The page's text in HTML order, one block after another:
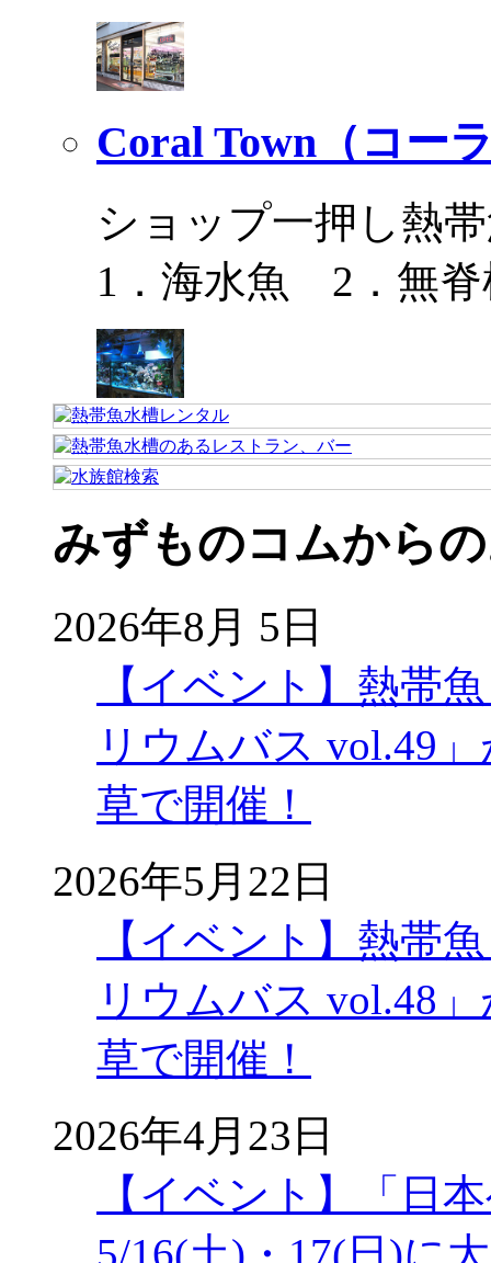
Coral Town（コー
ショップ一押し熱
1．海水魚 2．無脊
みずものコムから
2026年8月 5日
【イベント】熱帯
リウムバス vol.49
草で開催！
2026年5月22日
【イベント】熱帯
リウムバス vol.48
草で開催！
2026年4月23日
【イベント】「日
5/16(土)・17(日)に